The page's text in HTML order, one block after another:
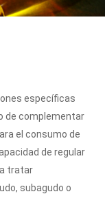
específicas
de complementar
el consumo de
de regular
tratar
subagudo o